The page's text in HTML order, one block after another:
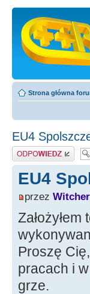
Strona główna
EU4
Odpowiedz
EU4
przez
Proszę
pracach i
grze.